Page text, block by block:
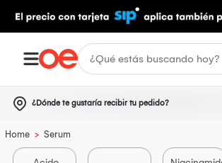
¿Dónde te gustaría recibir tu pedido?
Home > Serum